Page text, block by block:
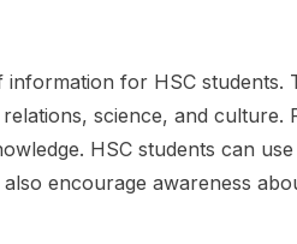
for HSC students.
science, and culture.
HSC students can
encourage awareness